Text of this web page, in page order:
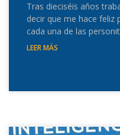
Tras dieciséis años
decir que me hace feliz
cada una de las
LEER MÁS